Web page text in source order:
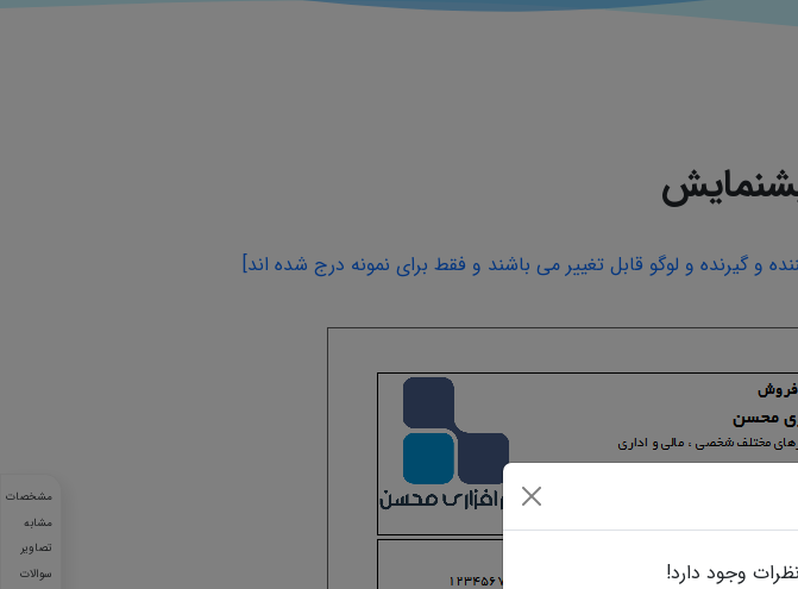
مشخصات
مشابه
تصاویر
سوالات
گیرنده و لوگو قابل تغییر می باشند و فقط برای نمونه درج شده اند]
وجود دارد!